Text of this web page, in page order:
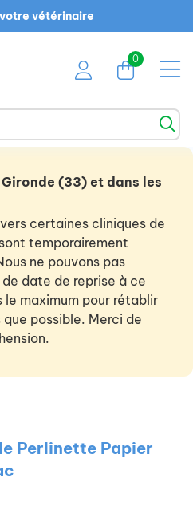
vétérinaire
0
(33) et dans les
certaines cliniques de
temporairement
ne pouvons pas
date de reprise à ce
le maximum pour rétablir
que possible. Merci de
Perlinette Papier